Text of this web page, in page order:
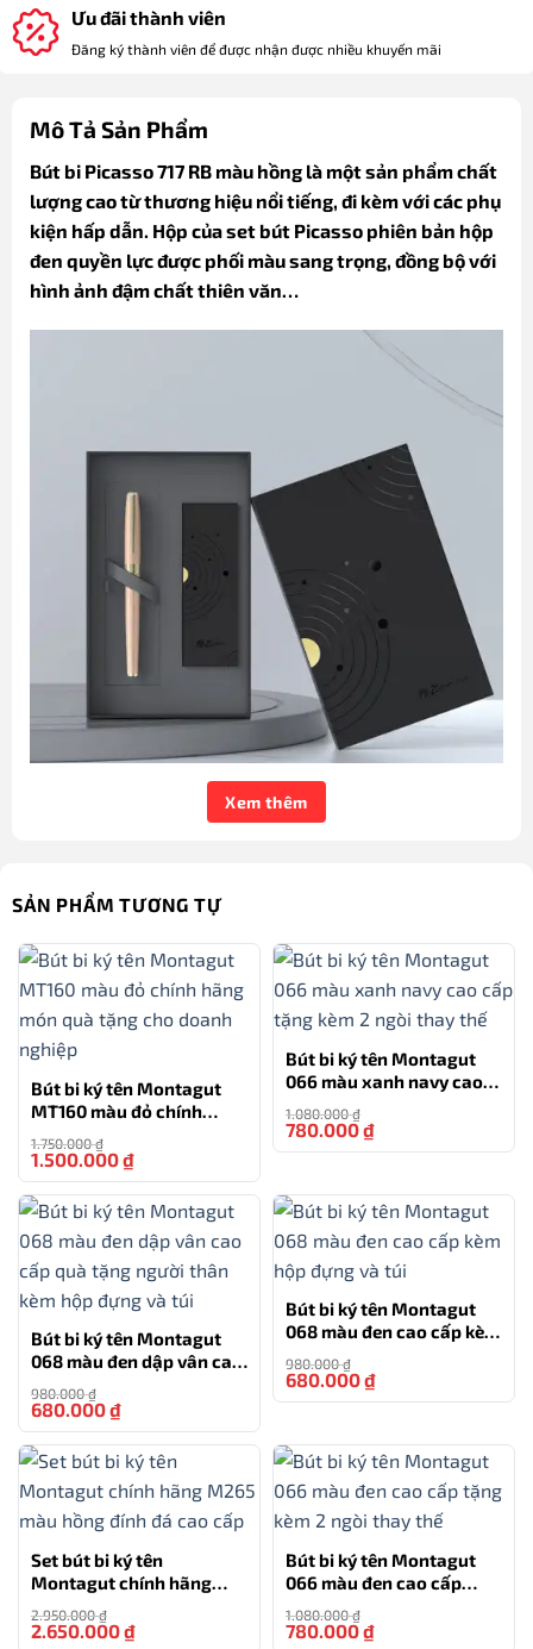
Ưu đãi thành viên
Đăng ký thành viên để được nhận được nhiều khuyến mãi
Mô Tả Sản Phẩm
Bút bi Picasso 717 RB màu hồng là một sản phẩm chất
lượng cao từ thương hiệu nổi tiếng, đi kèm với các phụ
kiện hấp dẫn. Hộp của set bút Picasso phiên bản hộp
đen quyền lực được phối màu sang trọng, đồng bộ với
hình ảnh đậm chất thiên văn…
Bút bi Picasso 717 RB màu hồng chính hãng kèm hộp và túi
Bút được làm từ chất liệu cao cấp, đảm bảo độ bền và
nổi chữ Y kéo dài khá mềm mại cùng với logo thương
hiệubút ký Picassođược khắc tinh xảo ở phần đai bút
đem đến một sức lôi cuốn tự nhiên.
Bút bi Picasso 717 RB màu hồng chính hãng
kèm hộp và túi
Thiết Kế Sang Trọng: Với thiết kế sang trọng, bút ký tên
cao cấp Picasso 717RB không chỉ là công cụ viết mà
còn là phụ kiện thời trang. Chính sự kết hợp rất tinh tế
giữa đen và màu vàng đã tạo nên 1 cây bút hoàn hảo
về thiết kế và phối màu. Mẫu bút ký sẽ là một lựa chọn
tuyệt vời để dành tặng cho những người quan trọng
của bạn, biết được điều đó, chúng tôi mang đến dịch vụ
khắc tên lên bút.
0777.222.555
HỖ TRỢ
0777.444.666
Xem thêm
SẢN PHẨM TƯƠNG TỰ
Bút bi ký tên Montagut
MT160 màu đỏ chính
hãng món quà tặng cho
doanh nghiệp
1.750.000₫
1.500.000₫
Bút bi ký tên Montagut
066 màu xanh navy cao
cấp tặng kèm 2 ngòi thay
thế
1.080.000₫
780.000₫
Bút bi ký tên Montagut
068 màu đen dập vân cao
cấp quà tặng người thân
kèm hộp đựng và túi
980.000₫
680.000₫
Bút bi ký tên Montagut
068 màu đen cao cấp kèm
hộp đựng và túi
980.000₫
680.000₫
Set bút bi ký tên
Montagut chính hãng
M265 màu hồng đính đá
cao cấp
2.950.000₫
2.650.000₫
Bút bi ký tên Montagut
066 màu đen cao cấp
tặng kèm 2 ngòi thay thế
1.080.000₫
780.000₫